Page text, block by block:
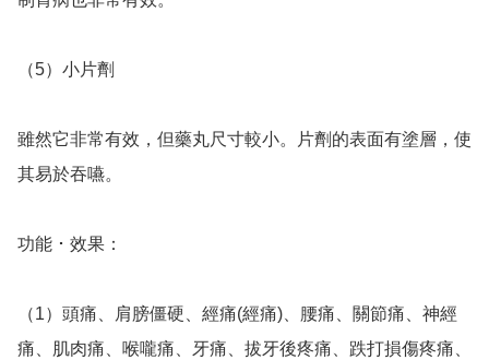
（5）小片劑
雖然它非常有效，但藥丸尺寸較小。片劑的表面有塗層，使
其易於吞嚥。
功能 ･ 效果：
（1）頭痛、肩膀僵硬、經痛(經痛)、腰痛、關節痛、神經
痛、肌肉痛、喉嚨痛、牙痛、拔牙後疼痛、跌打損傷疼痛、